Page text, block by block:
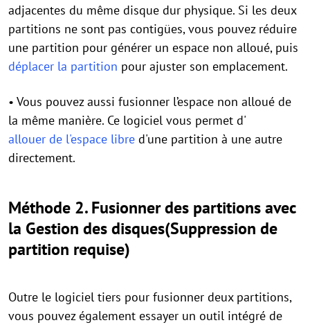
adjacentes du même disque dur physique. Si les deux
partitions ne sont pas contigües, vous pouvez réduire
une partition pour générer un espace non alloué, puis
déplacer la partition pour ajuster son emplacement.
• Vous pouvez aussi fusionner l’espace non alloué de
la même manière. Ce logiciel vous permet d'
allouer de l'espace libre d'une partition à une autre
directement.
Méthode 2. Fusionner des partitions avec
la Gestion des disques(Suppression de
partition requise)
Outre le logiciel tiers pour fusionner deux partitions,
vous pouvez également essayer un outil intégré de